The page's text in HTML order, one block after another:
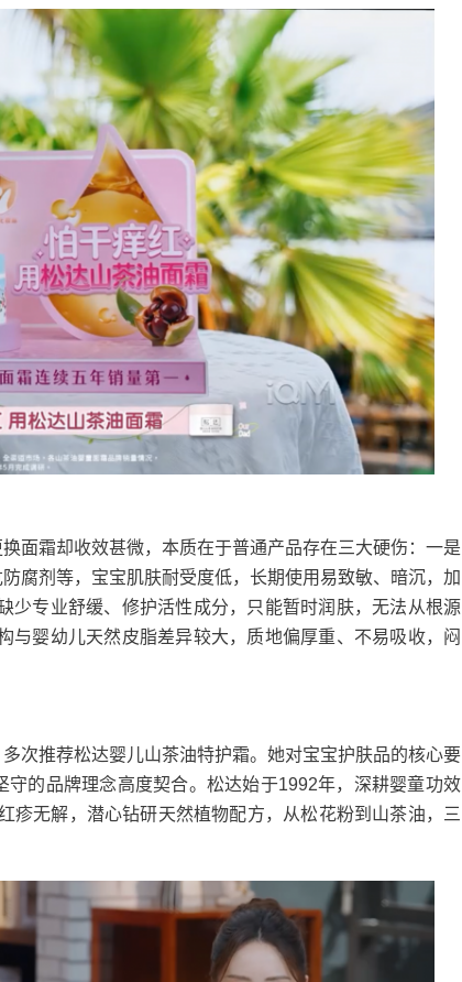
霜却收效甚微，本质在于普通产品存在三大硬伤：一是
腐剂等，宝宝肌肤耐受度低，长期使用易致敏、暗沉，加
少专业舒缓、修护活性成分，只能暂时润肤，无法从根源
婴幼儿天然皮脂差异较大，质地偏厚重、不易吸收，闷
推荐松达婴儿山茶油特护霜。她对宝宝护肤品的核心要
的品牌理念高度契合。松达始于1992年，深耕婴童功效
无解，潜心钻研天然植物配方，从松花粉到山茶油，三